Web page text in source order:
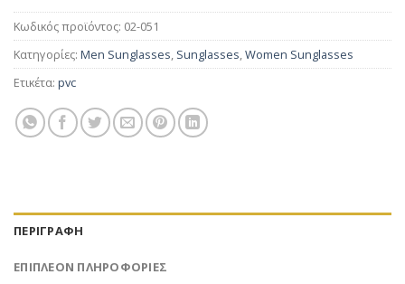
Κωδικός προϊόντος: 02-051
Κατηγορίες: Men Sunglasses, Sunglasses,Women Sunglasses
Ετικέτα: pvc
ΠΕΡΙΓΡΑΦΉ
ΕΠΙΠΛΈΟΝ ΠΛΗΡΟΦΟΡΊΕΣ